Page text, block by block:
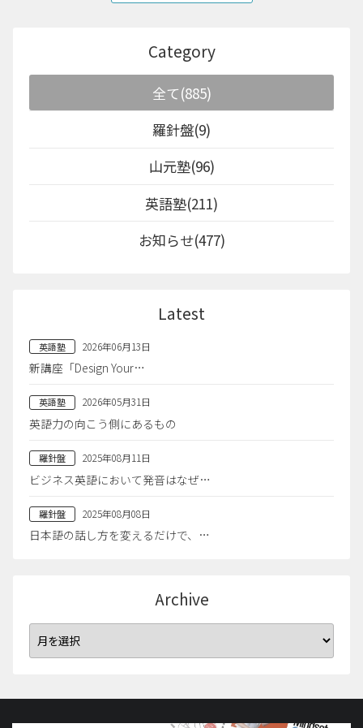
Category
全て(885)
羅針盤(9)
山元塾(96)
英語塾(211)
お知らせ(477)
Latest
英語塾 2026年06月13日
新講座「Design Your…
英語塾 2026年05月31日
英語力の向こう側にあるもの
羅針盤 2025年08月11日
ビジネス英語において発音はなぜ…
羅針盤 2025年08月08日
日本語の話し方を変えるだけで、…
Archive